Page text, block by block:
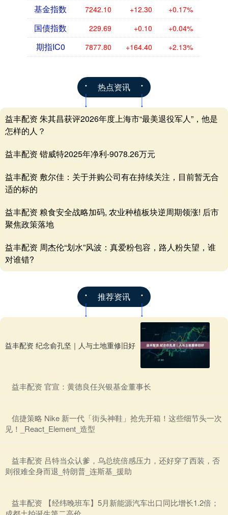
基金指数 7242.10 +12.30 +0.17%
国债指数 229.69 +0.10 +0.04%
期指IC0 7877.80 +164.40 +2.13%
热点资讯
益丰配资 朱其昌获评2026年度上海市“最美退役军人”，他是
怎样的人？
益丰配资 锴威特2025年净利-9078.26万元
益丰配资 敷尔佳：关于并购公司有在持续关注，目前暂无合
适的标的
益丰配资 粮食安全战略加码, 农业种植板块逆周期领涨! 后市
聚焦政策落地
益丰配资 周杰伦“划水”风波：真爱粉包容，路人粉失望，谁
对谁错?
推荐资讯
益丰配资 纪念俞孔坚｜人与土地重修旧好
​益丰配资 官宣：黄德良任兴银基金董事长
​信捷策略 Nike 新一代「街头神鞋」抢先开箱！这些细节头一次
见！_React_Element_造型
​益丰配资 吕特当众认爹，乌总统倍感压力，还好穿了西装，否
则很难全身而退_特朗普_连斯基_援助
​益丰配资 【经纬晚班车】5月新能源汽车出口同比增长1.2倍；